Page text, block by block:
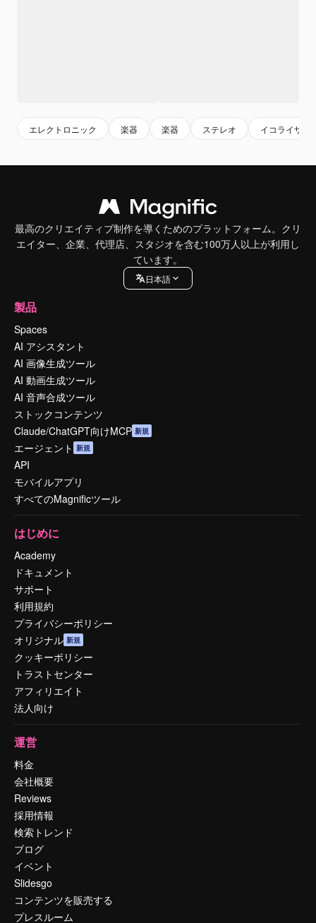
エレクトロニック 楽器 楽器 ステレオ イコライザ
最高のクリエイティブ制作を導くためのプラットフォーム。クリ
エイター、企業、代理店、スタジオを含む100万人以上が利用し
ています。
日本語
製品
Spaces
AI アシスタント
AI 画像生成ツール
AI 動画生成ツール
AI 音声合成ツール
ストックコンテンツ
Claude/ChatGPT向けMCP 新規
エージェント 新規
API
モバイルアプリ
すべてのMagnificツール
はじめに
Academy
ドキュメント
サポート
利用規約
プライバシーポリシー
オリジナル 新規
クッキーポリシー
トラストセンター
アフィリエイト
法人向け
運営
料金
会社概要
Reviews
採用情報
検索トレンド
ブログ
イベント
Slidesgo
コンテンツを販売する
プレスルーム